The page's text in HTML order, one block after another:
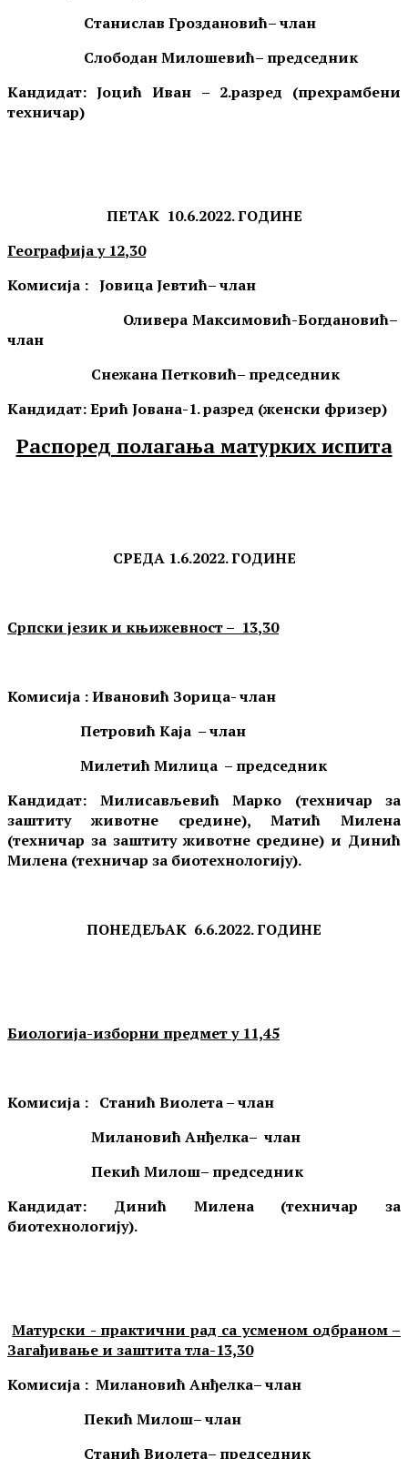
Станислав Гроздановић– члан
Слободан Милошевић– председник
Кандидат: Јоцић Иван – 2.разред (прехрамбени
техничар)
ПЕТАК 10.6.2022. ГОДИНЕ
Географија у 12,30
Комисија : Јовица Јевтић– члан
Оливера Максимовић-Богдановић–
члан
Снежана Петковић– председник
Кандидат: Ерић Јована-1. разред (женски фризер)
Распоред полагања матурких испита
СРЕДА 1.6.2022. ГОДИНЕ
Српски језик и књижевност – 13,30
Комисија :Ивановић Зорица- члан
ПетровићКаја – члан
Милетић Милица – председник
Кандидат: Милисављевић Марко (техничар за
заштиту животне средине), Матић Милена
(техничар за заштиту животне средине) и Динић
Милена (техничар за биотехнологију).
ПОНЕДЕЉАК 6.6.2022. ГОДИНЕ
Биологија-изборни предмет у 11,45
Комисија : Станић Виолета – члан
Милановић Анђелка– члан
Пекић Милош– председник
Кандидат: Динић Милена (техничар за
биотехнологију).
Матурски - практични рад са усменом одбраном–
Загађивање и заштита тла-13,30
Комисија : Милановић Анђелка– члан
Пекић Милош– члан
Станић Виолета– председник